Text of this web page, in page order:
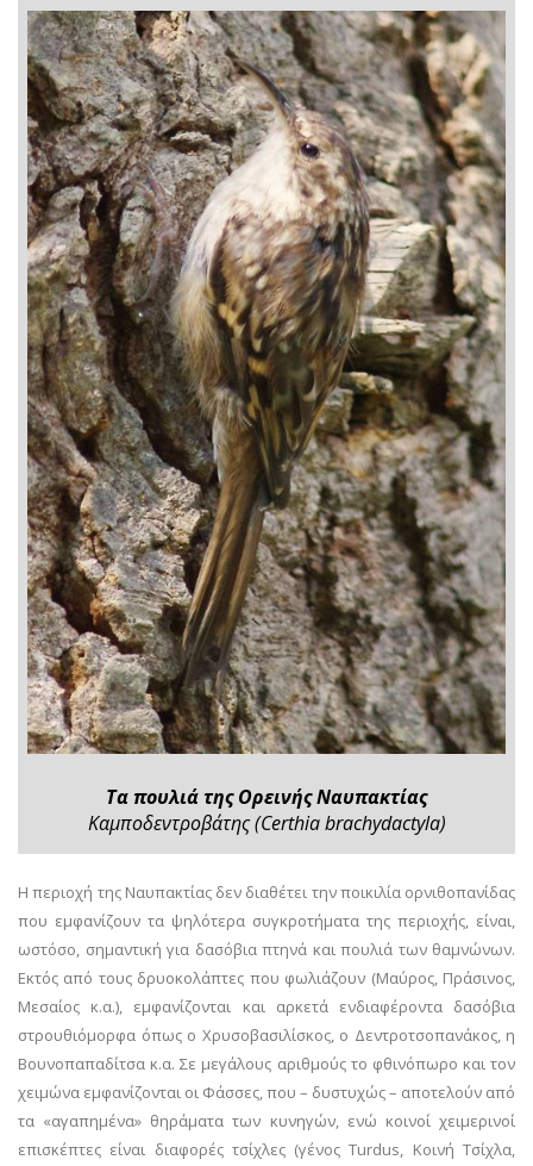
Τα πουλιά της Ορεινής Ναυπακτίας
Καμποδεντροβάτης (Certhia brachydactyla)
Η περιοχή της Ναυπακτίας δεν διαθέτει την ποικιλία ορνιθοπανίδας
που εμφανίζουν τα ψηλότερα συγκροτήματα της περιοχής, είναι,
ωστόσο, σημαντική για δασόβια πτηνά και πουλιά των θαμνώνων.
Εκτός από τους δρυοκολάπτες που φωλιάζουν (Μαύρος, Πράσινος,
Μεσαίος κ.α.), εμφανίζονται και αρκετά ενδιαφέροντα δασόβια
στρουθιόμορφα όπως ο Χρυσοβασιλίσκος, ο Δεντροτσοπανάκος, η
Βουνοπαπαδίτσα κ.α. Σε μεγάλους αριθμούς το φθινόπωρο και τον
χειμώνα εμφανίζονται οι Φάσσες, που – δυστυχώς – αποτελούν από
τα «αγαπημένα» θηράματα των κυνηγών, ενώ κοινοί χειμερινοί
επισκέπτες είναι διαφορές τσίχλες (γένος Turdus, Κοινή Τσίχλα,